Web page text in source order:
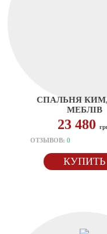
СПАЛЬНЯ КИМ,
МЕБЛІВ
23 480
ОТЗЫВОВ: 0
КУПИТЬ